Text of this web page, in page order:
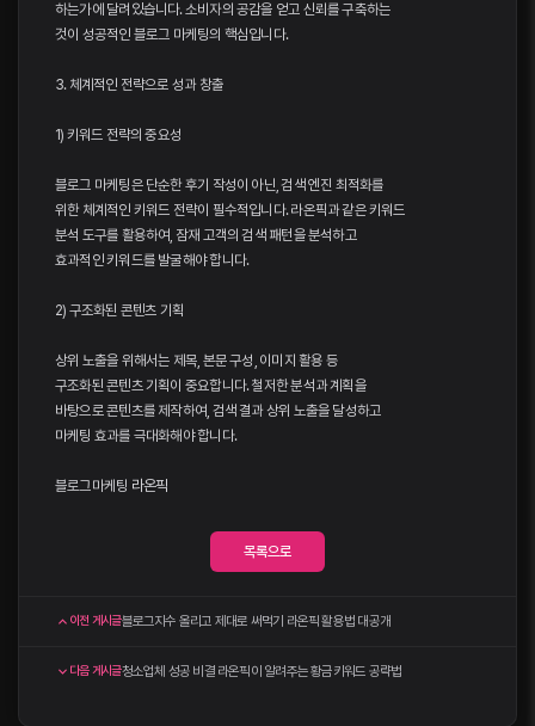
하는가에 달려있습니다. 소비자의 공감을 얻고 신뢰를 구축하는
것이 성공적인 블로그 마케팅의 핵심입니다.
3. 체계적인 전략으로 성과 창출
1) 키워드 전략의 중요성
블로그 마케팅은 단순한 후기 작성이 아닌, 검색 엔진 최적화를
위한 체계적인 키워드 전략이 필수적입니다. 라온픽과 같은 키워드
분석 도구를 활용하여, 잠재 고객의 검색 패턴을 분석하고
효과적인 키워드를 발굴해야 합니다.
2) 구조화된 콘텐츠 기획
상위 노출을 위해서는 제목, 본문 구성, 이미지 활용 등
구조화된 콘텐츠 기획이 중요합니다. 철저한 분석과 계획을
바탕으로 콘텐츠를 제작하여, 검색 결과 상위 노출을 달성하고
마케팅 효과를 극대화해야 합니다.
블로그마케팅 라온픽
목록으로
이전 게시글블로그지수 올리고 제대로 써먹기 라온픽 활용법 대공개
다음 게시글청소업체 성공 비결 라온픽이 알려주는 황금키워드 공략법